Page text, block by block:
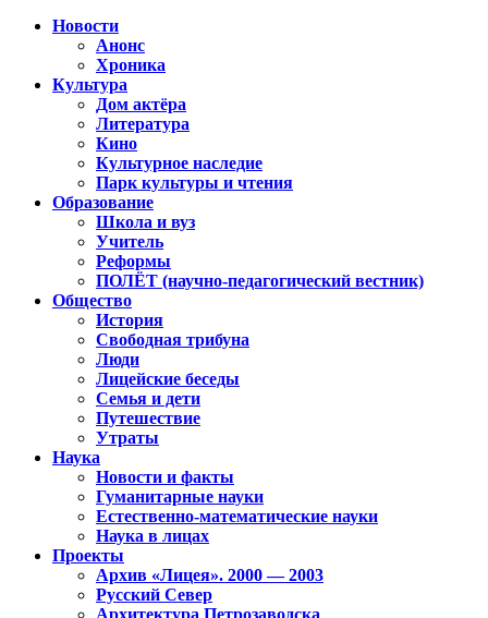
Новости
Анонс
Хроника
Культура
Дом актёра
Литература
Кино
Культурное наследие
Парк культуры и чтения
Образование
Школа и вуз
Учитель
Реформы
ПОЛЁТ (научно-педагогический вестник)
Общество
История
Свободная трибуна
Люди
Лицейские беседы
Семья и дети
Путешествие
Утраты
Наука
Новости и факты
Гуманитарные науки
Естественно-математические науки
Наука в лицах
Проекты
Архив «Лицея». 2000 — 2003
Русский Север